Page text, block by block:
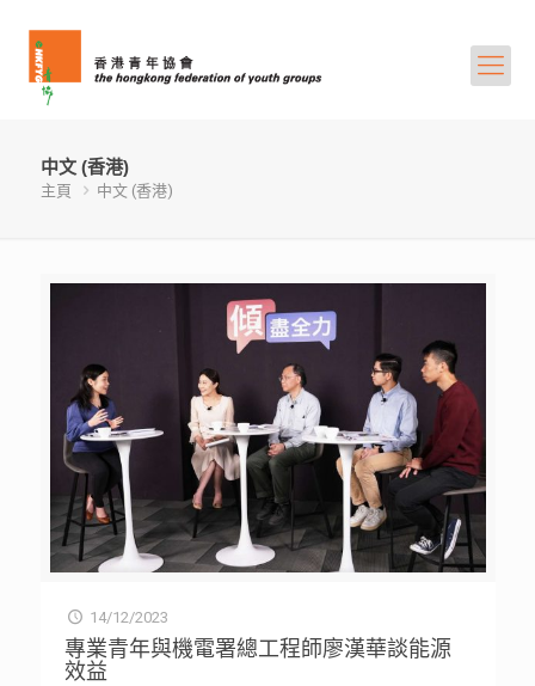
中文 (香港)
主頁 中文 (香港)
14/12/2023
專業青年與機電署總工程師廖漢華談能源
效益